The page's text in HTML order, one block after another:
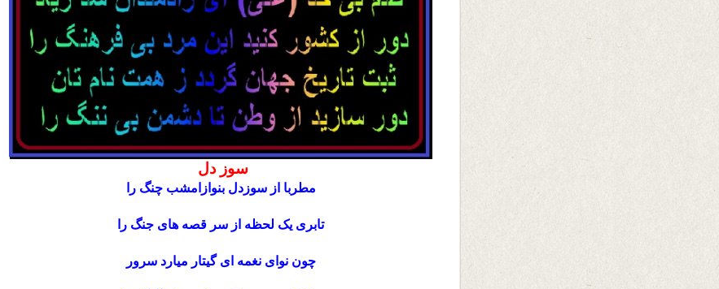
سوز دل
مطربا از سوزدل بنوازامشب چنگ را
تابری یک لحظه از سر قصه های جنگ را
چون نوای نغمه ای گیتار میارد سرور